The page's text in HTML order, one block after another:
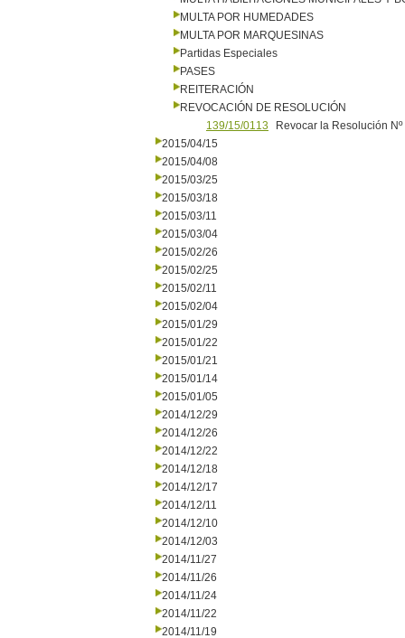
MULTA POR HUMEDADES
MULTA POR MARQUESINAS
Partidas Especiales
PASES
REITERACIÓN
REVOCACIÓN DE RESOLUCIÓN
139/15/0113
Revocar la Resolución
2015/04/15
2015/04/08
2015/03/25
2015/03/18
2015/03/11
2015/03/04
2015/02/26
2015/02/25
2015/02/11
2015/02/04
2015/01/29
2015/01/22
2015/01/21
2015/01/14
2015/01/05
2014/12/29
2014/12/26
2014/12/22
2014/12/18
2014/12/17
2014/12/11
2014/12/10
2014/12/03
2014/11/27
2014/11/26
2014/11/24
2014/11/22
2014/11/19